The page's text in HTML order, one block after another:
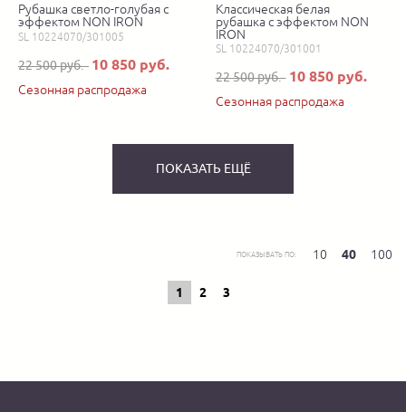
Рубашка светло-голубая с
эффектом NON IRON
SL 10224070/301005
22 500 руб. 10 850 руб.
Сезонная распродажа
Классическая белая
рубашка с эффектом NON
IRON
SL 10224070/301001
22 500 руб. 10 850 руб.
Сезонная распродажа
ПОКАЗАТЬ ЕЩЁ
ПОКАЗЫВАТЬ ПО: 10 40 100
1 2 3